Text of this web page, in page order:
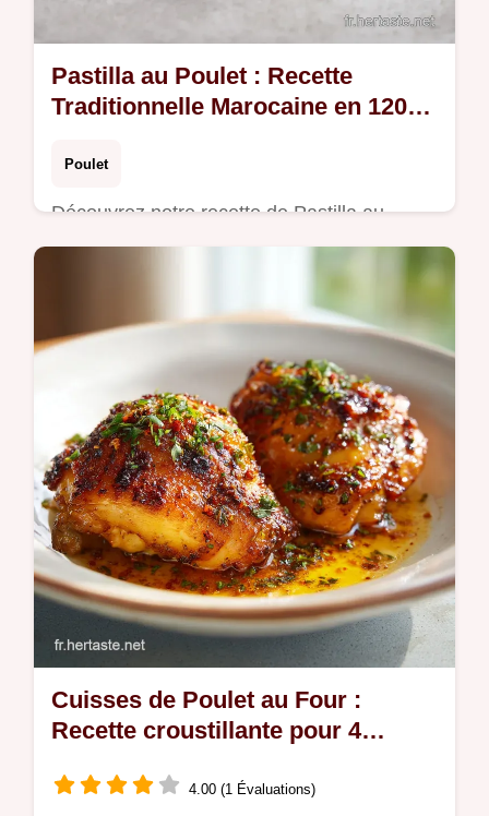
Pastilla au Poulet : Recette
Traditionnelle Marocaine en 120
Poulet
Découvrez notre recette de Pastilla au
poulet traditionnelle, mêlant poulet fondant
et amandes croquantes. Guide pas-à-pas
inclus pour réussir ce plat marocain.
Cuisses de Poulet au Four :
Recette croustillante pour 4
4.00 (1 Évaluations)